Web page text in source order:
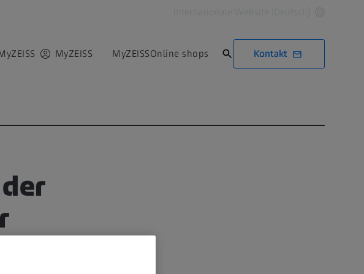
MyZEISS MyZEISSOnline shops Kontakt